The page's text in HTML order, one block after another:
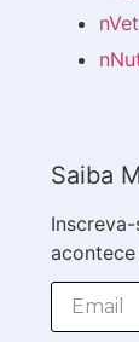
nVet
Saiba